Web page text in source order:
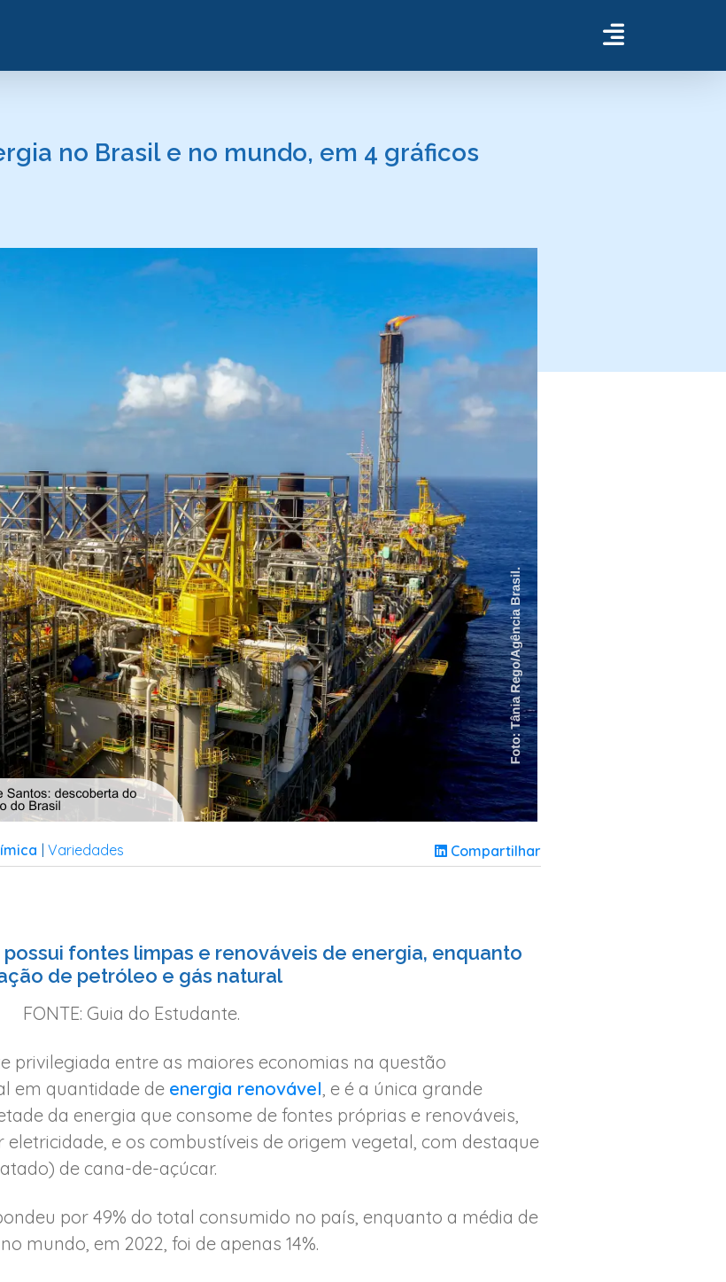
no Brasil e no mundo, em 4 gráficos
Variedades Compartilhar
fontes limpas e renováveis de energia, enquanto
de petróleo e gás natural
FONTE: Guia do Estudante.
privilegiada entre as maiores economias na questão
em quantidade de energia renovável, e é a única grande
da energia que consome de fontes próprias e renováveis,
e os combustíveis de origem vegetal, com destaque
de cana-de-açúcar.
por 49% do total consumido no país, enquanto a média de
mundo, em 2022, foi de apenas 14%.